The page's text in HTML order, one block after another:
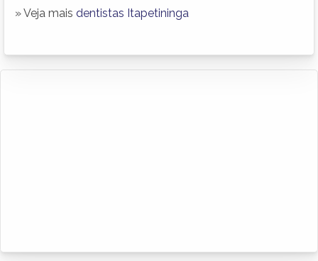
» Veja mais dentistas Itapetininga